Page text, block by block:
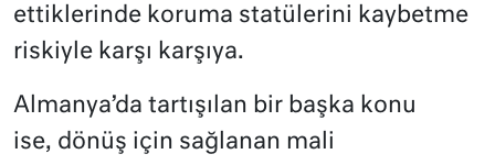
ettiklerinde koruma statülerini kaybetme
riskiyle karşı karşıya.
Almanya’da tartışılan bir başka konu
ise, dönüş için sağlanan mali